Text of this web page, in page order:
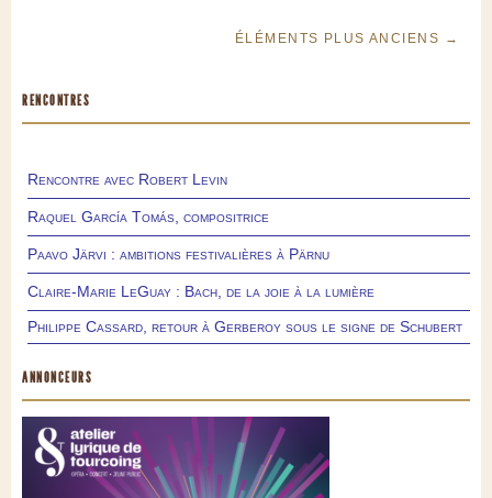
ÉLÉMENTS PLUS ANCIENS →
RENCONTRES
Rencontre avec Robert Levin
Raquel García Tomás, compositrice
Paavo Järvi : ambitions festivalières à Pärnu
Claire-Marie LeGuay : Bach, de la joie à la lumière
Philippe Cassard, retour à Gerberoy sous le signe de Schubert
ANNONCEURS